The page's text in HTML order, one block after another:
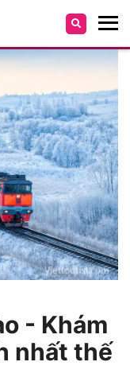
- Khám
nhất thế